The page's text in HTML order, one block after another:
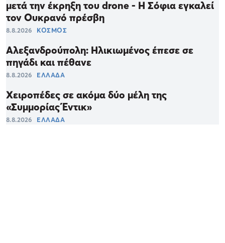
μετά την έκρηξη του drone - Η Σόφια εγκαλεί
τον Ουκρανό πρέσβη
8.8.2026 ΚΟΣΜΟΣ
Αλεξανδρούπολη: Ηλικιωμένος έπεσε σε
πηγάδι και πέθανε
8.8.2026 ΕΛΛΑΔΑ
Χειροπέδες σε ακόμα δύο μέλη της
«Συμμορίας Έντικ»
8.8.2026 ΕΛΛΑΔΑ